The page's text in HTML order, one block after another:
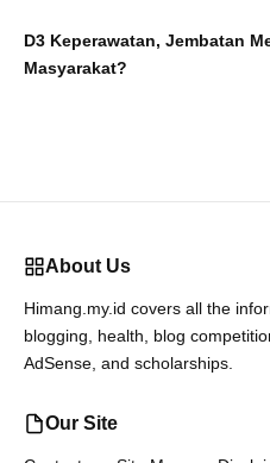
D3 Keperawatan, Jembatan
Masyarakat?
About Us
Himang.my.id covers all the
blogging, health, blog
AdSense, and scholarships.
Our Site